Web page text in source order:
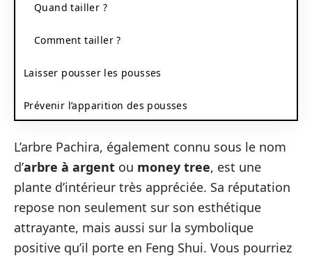
Quand tailler ?
Comment tailler ?
Laisser pousser les pousses
Prévenir l’apparition des pousses
L’arbre Pachira, également connu sous le nom
d’arbre à argent ou money tree, est une
plante d’intérieur très appréciée. Sa réputation
repose non seulement sur son esthétique
attrayante, mais aussi sur la symbolique
positive qu’il porte en Feng Shui. Vous pourriez